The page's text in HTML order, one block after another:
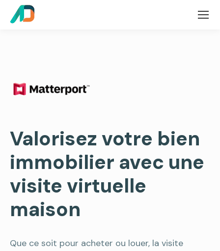
Valorisez votre bien
immobilier avec une
visite virtuelle
maison
Que ce soit pour acheter ou louer, la visite